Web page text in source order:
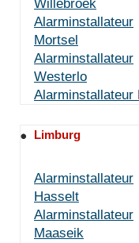
Willebroek
Alarminstallateur
Mortsel
Alarminstallateur
Westerlo
Alarminstallateur
Limburg
Alarminstallateur
Hasselt
Alarminstallateur
Maaseik